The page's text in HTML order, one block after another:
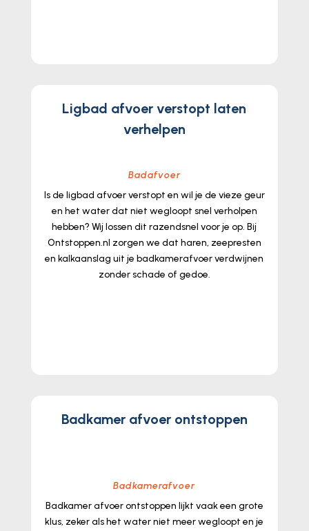
Ligbad afvoer verstopt laten
verhelpen
Badafvoer
Is de ligbad afvoer verstopt en wil je de vieze geur
en het water dat niet wegloopt snel verholpen
hebben? Wij lossen dit razendsnel voor je op.​ Bij
Ontstoppen.​nl zorgen we dat haren, zeepresten
en kalkaanslag uit je badkamerafvoer verdwijnen
zonder schade of gedoe.​
Badkamer afvoer ontstoppen
Badkamerafvoer
Badkamer afvoer ontstoppen lijkt vaak een grote
klus, zeker als het water niet meer wegloopt en je